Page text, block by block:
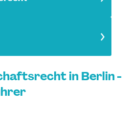
in Berlin -